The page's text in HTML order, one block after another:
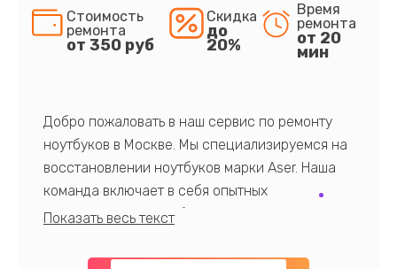
Стоимость
ремонта
от 350 руб
Скидка
до
20%
Время
ремонта
от 20
мин
Добро пожаловать в наш сервис по ремонту
ноутбуков в Москве. Мы специализируемся на
восстановлении ноутбуков марки Aser. Наша
команда включает в себя опытных
профессионалов с обширными знаниями и
предлагаем быстрый и качественный ремонт с